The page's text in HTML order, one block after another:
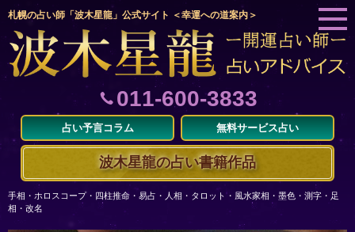
札幌の占い師「波木星龍」公式サイト ＜幸運への道案内＞
011-600-3833
占い予言コラム 無料サービス占い
波木星龍の占い書籍作品
手相・ホロスコープ・四柱推命・易占・人相・タロット・風水家相・墨色・測字・足
相・改名